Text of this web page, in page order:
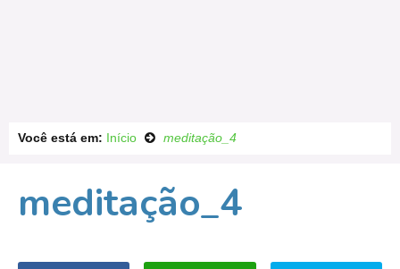
Você está em: Início meditação_4
meditação_4